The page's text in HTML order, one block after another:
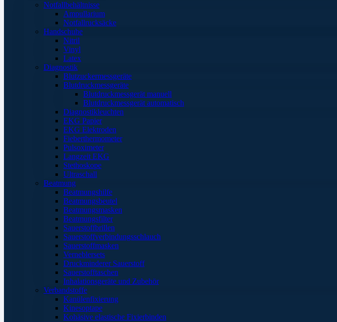
Notfallbehältnisse
Ampullarium
Notfallrucksäcke
Handschuhe
Nitril
Vinyl
Latex
Diagnostik
Blutzuckermessgeräte
Blutdruckmessgeräte
Blutdruckmessgerät manuell
Blutdruckmessgerät automatisch
Diagnostikleuchten
EKG Papier
EKG Elektroden
Fieberthermometer
Pulsoximeter
Langzeit EKG
Stethoskope
Ultraschall
Beatmung
Beatmungshilfe
Beatmungsbeutel
Beatmungsmasken
Beatmungsfilter
Sauerstoffbrillen
Sauerstoffverbindungsschlauch
Sauerstoffmasken
Verneblersets
Druckminderer Sauerstoff
Sauerstofftaschen
Inhalationsgeräte und Zubehör
Verbandstoffe
Kanülenfixierung
Kinesoptape
Kohäsive elastische Fixierbinden